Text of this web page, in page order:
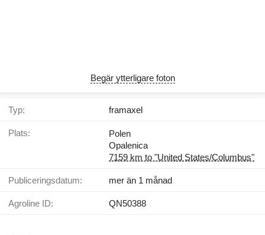
Begär ytterligare foton
Typ: framaxel
Plats:
Polen
Opalenica
7159 km to "United States/Columbus"
Publiceringsdatum: mer än 1 månad
Agroline ID: QN50388